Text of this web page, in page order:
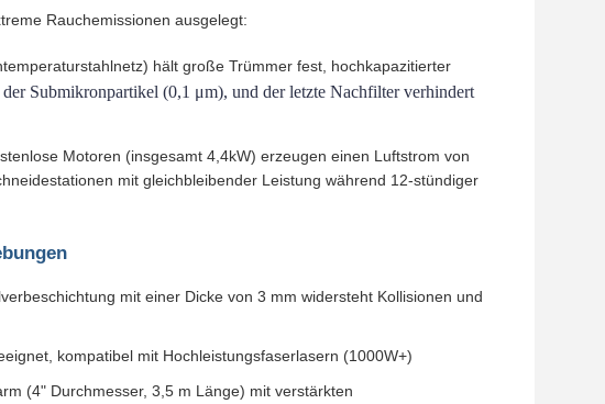
Rauchemissionen ausgelegt:
hält große Trümmer fest, hochkapazitierter
Submikronpartikel (0,1 μm), und der letzte Nachfilter verhindert
Motoren (insgesamt 4,4kW) erzeugen einen Luftstrom von
mit gleichbleibender Leistung während 12-stündiger
mit einer Dicke von 3 mm widersteht Kollisionen und
kompatibel mit Hochleistungsfaserlasern (1000W+)
(4" Durchmesser, 3,5 m Länge) mit verstärkten